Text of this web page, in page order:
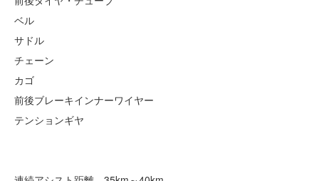
ベル
サドル
チェーン
カゴ
前後ブレーキインナーワイヤー
テンションギヤ